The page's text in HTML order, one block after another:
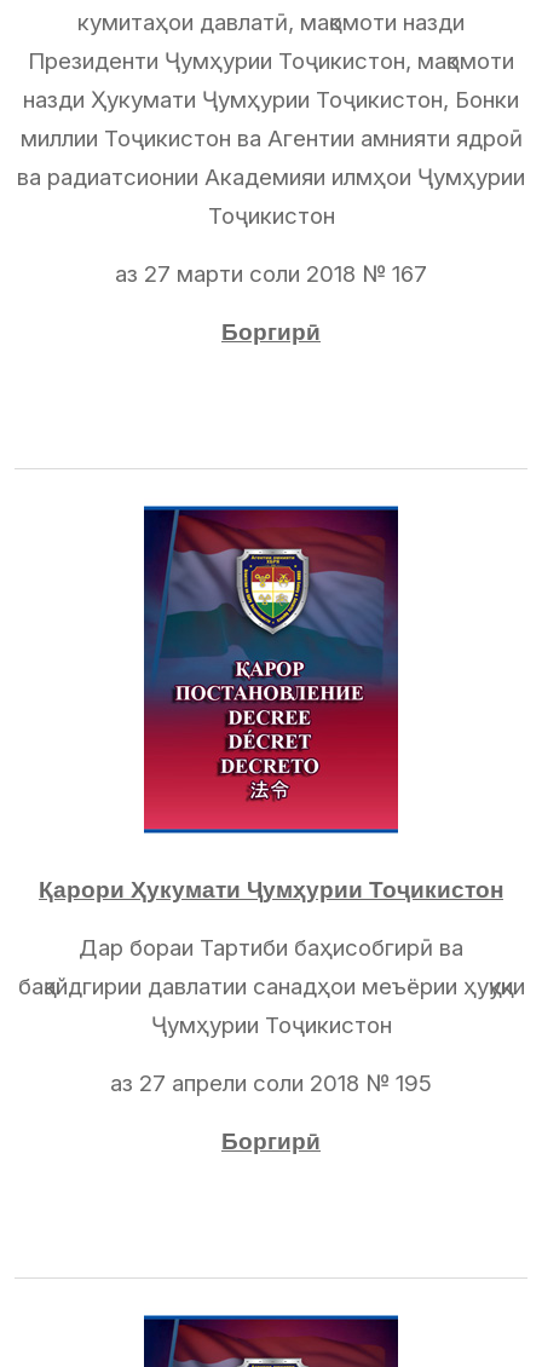
кумитаҳои давлатӣ, мақомоти назди
Президенти Ҷумҳурии Тоҷикистон, мақомоти
назди Ҳукумати Ҷумҳурии Тоҷикистон, Бонки
миллии Тоҷикистон ва Агентии амнияти ядроӣ
ва радиатсионии Академияи илмҳои Ҷумҳурии
Тоҷикистон
аз 27 марти соли 2018 № 167
Боргирӣ
Қарори Ҳукумати Ҷумҳурии Тоҷикистон
Дар бораи Тартиби баҳисобгирӣ ва
бақайдгирии давлатии санадҳои меъёрии ҳуқуқии
Ҷумҳурии Тоҷикистон
аз 27 апрели соли 2018 № 195
Боргирӣ